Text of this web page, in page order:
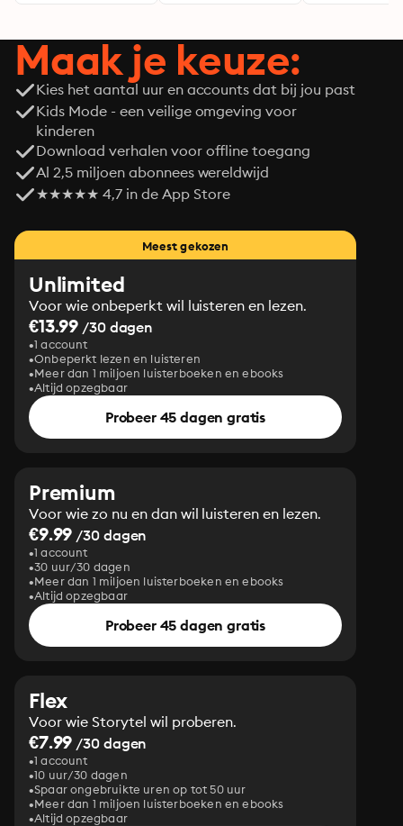
Maak je keuze:
Kies het aantal uur en accounts dat bij jou past
Kids Mode - een veilige omgeving voor
kinderen
Download verhalen voor offline toegang
Al 2,5 miljoen abonnees wereldwijd
★★★★★ 4,7 in de App Store
Meest gekozen
Unlimited
Voor wie onbeperkt wil luisteren en lezen.
€13.99 /30 dagen
1 account
Onbeperkt lezen en luisteren
Meer dan 1 miljoen luisterboeken en ebooks
Altijd opzegbaar
Probeer 45 dagen gratis
Premium
Voor wie zo nu en dan wil luisteren en lezen.
€9.99 /30 dagen
1 account
30 uur/30 dagen
Meer dan 1 miljoen luisterboeken en ebooks
Altijd opzegbaar
Probeer 45 dagen gratis
Flex
Voor wie Storytel wil proberen.
€7.99 /30 dagen
1 account
10 uur/30 dagen
Spaar ongebruikte uren op tot 50 uur
Meer dan 1 miljoen luisterboeken en ebooks
Altijd opzegbaar